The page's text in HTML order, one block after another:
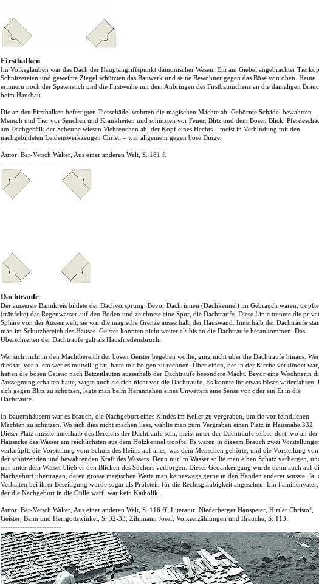
Firstbalken
Im Volksglauben war das Dach der Hauptangriffspunkt dämonischer Wesen. Ein am Giebel angebrachter
Schnitzereien und geweihte Ziegel schützten das Bauwerk und seine Bewohner gegen das Böse von oben. Heute
erinnern noch der Spatenstich und die Firstweihe mit dem Anbringen des Firstbäumchens an die damaligen
beim Hausbau.
Die an den Firstbalken befestigten Tierschädel wehrten die magischen Mächte ab. Gehörnte Schädel bewahrten
Mensch und Tier vor Seuchen und Krankheiten und schützten vor Feuer, Blitz und dem Bösen Blick.
am Dachgebälk der Scheune wiesen Viehseuchen ab, der Kopf eines Hechts – meist in Verbindung mit den
nachgebildeten Leidenswerkzeugen Christi – war allgemein gegen böse Dinge.
Autor: Bär-Vetsch Walter, Aus einer anderen Welt, S. 181 f.
-------------------------
Dachtraufe
Der äusserste Bannkreis bildete der Dachvorsprung. Bevor Dachrinnen (Dachkennel) im Gebrauch waren, tropfte
(träufelte) das Regenwasser auf den Boden und zeichnete eine Spur, die Dachtraufe. Diese Linie trennte die
Sphäre von der Aussenwelt; sie war die magische Grenze ausserhalb der Hauswand. Innerhalb der Dachtraufe
man im Schutzbereich des Hauses. Geister konnten nicht weiter als bis an die Dachtraufe herankommen. Das
Überschreiten der Dachtraufe galt als Hausfriedensbruch.
Wer sich nicht in den Machtbereich der bösen Geister begeben wollte, ging nicht über die Dachtraufe hinaus. Wer
dies tat, vor allem wer es mutwillig tat, hatte mit Folgen zu rechnen. Über einen, der in der Kirche verkündet war,
hatten die bösen Geister nach Betzeitläuten ausserhalb der Dachtraufe besondere Macht. Bevor eine Wöchnerin
Aussegnung erhalten hatte, wagte auch sie sich nicht vor die Dachtraufe. Es konnte ihr etwas Böses widerfahren.
sich gegen Blitz zu schützen, legte man beim Herannahen eines Unwetters eine Sense vor oder ein Ei in die
Dachtraufe.
In Bauernhäusern war es Brauch, die Nachgeburt eines Kindes im Keller zu vergraben, um sie vor feindlichen
Mächten zu schützen. Wo sich dies nicht machen liess, wählte man zum Vergraben einen Platz in Hausnähe.332
Dieser Platz musste innerhalb des Bereichs der Dachtraufe sein, meist unter der Dachtraufe selbst, dort, wo an der
Hausecke das Wasser am reichlichsten aus dem Holzkennel tropfte. Es waren in diesem Brauch zwei
verknüpft: die Vorstellung vom Schutz des Heims auf alles, was dem Menschen gehörte, und die Vorstellung von
der schützenden und bewahrenden Kraft des Wassers. Denn nur im Wasser sollte man einen Schatz verbergen,
nur unter dem Wasser blieb er den Blicken des Suchers verborgen. Dieser Gedankengang wurde denn auch auf
Nachgeburt übertragen, deren grosse magischen Werte man keineswegs gerne in den Händen anderer wusste. Ja,
Verhalten bei ihrer Beseitigung wurde sogar als Prüfstein für die Rechtsgläubigkeit angesehen. Ein Familienvater,
der die Nachgeburt in die Gülle warf, war kein Katholik.
Autor: Bär-Vetsch Walter, Aus einer anderen Welt, S. 116 ff; Literatur: Niederberger Hanspeter, Hirtler Christof,
Geister, Bann und Herrgottswinkel, S. 32-33; Zihlmann Josef, Volkserzählungen und Bräuche, S. 113.
-------------------------